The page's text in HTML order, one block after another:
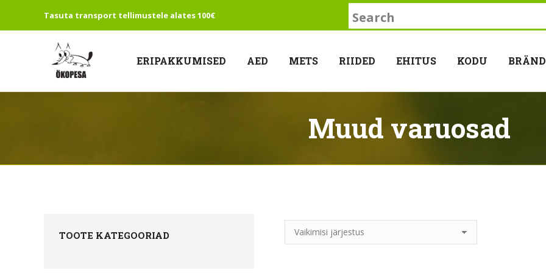
Tasuta transport tellimustele alates 100€
Search:
ERIPAKKUMISED AED METS RIIDED EHITUS KODU
Muud varuosad
TOOTE KATEGOORIAD